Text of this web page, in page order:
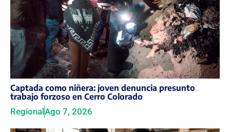
Captada como niñera: joven denuncia presunto
trabajo forzoso en Cerro Colorado
RegionalAgo 7, 2026